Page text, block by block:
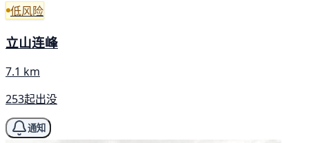
低风险
立山连峰
7.1 km
253起出没
通知